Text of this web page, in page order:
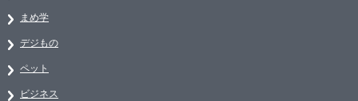
まめ学
デジもの
ペット
ビジネス